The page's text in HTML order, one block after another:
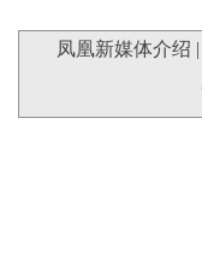
凤凰新媒体介绍 |